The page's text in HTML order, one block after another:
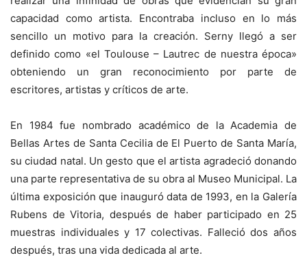
capacidad como artista. Encontraba incluso en lo más
sencillo un motivo para la creación. Serny llegó a ser
definido como «el Toulouse – Lautrec de nuestra época»
obteniendo un gran reconocimiento por parte de
escritores, artistas y críticos de arte.
En 1984 fue nombrado académico de la Academia de
Bellas Artes de Santa Cecilia de El Puerto de Santa María,
su ciudad natal. Un gesto que el artista agradeció donando
una parte representativa de su obra al Museo Municipal. La
última exposición que inauguró data de 1993, en la Galería
Rubens de Vitoria, después de haber participado en 25
muestras individuales y 17 colectivas. Falleció dos años
después, tras una vida dedicada al arte.